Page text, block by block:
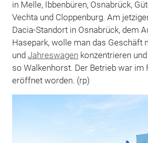
in Melle, Ibbenbüren, Osnabrück,
Vechta und Cloppenburg. Am
Dacia-Standort in Osnabrück, dem
Hasepark, wolle man das Geschäft
und Jahreswagen konzentrieren
so Walkenhorst. Der Betrieb war im
eröffnet worden. (rp)